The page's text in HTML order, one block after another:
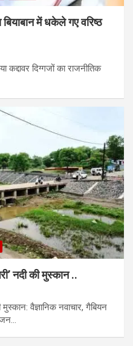
बियाबान में धकेले गए वरिष्ठ
कद्दावर दिग्गजों का राजनीतिक
नदी की मुस्कान ..
वैज्ञानिक नवाचार, गैबियन